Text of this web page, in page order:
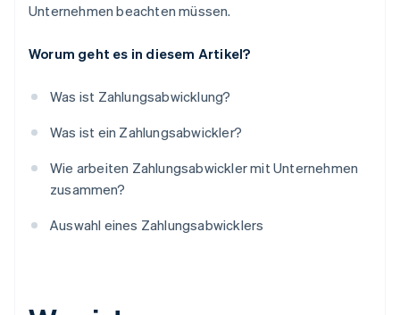
Unternehmen beachten müssen.
Worum geht es in diesem Artikel?
Was ist Zahlungsabwicklung?
Was ist ein Zahlungsabwickler?
Wie arbeiten Zahlungsabwickler mit Unternehmen
zusammen?
Auswahl eines Zahlungsabwicklers